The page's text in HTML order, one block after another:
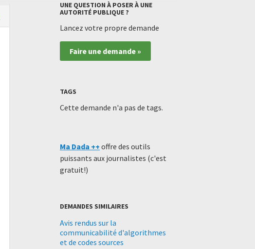
UNE QUESTION À POSER À UNE
AUTORITÉ PUBLIQUE ?
Lancez votre propre demande
Faire une demande »
TAGS
Cette demande n'a pas de tags.
Ma Dada ++ offre des outils
puissants aux journalistes (c'est
gratuit!)
DEMANDES SIMILAIRES
Avis rendus sur la
communicabilité d'algorithmes
et de codes sources